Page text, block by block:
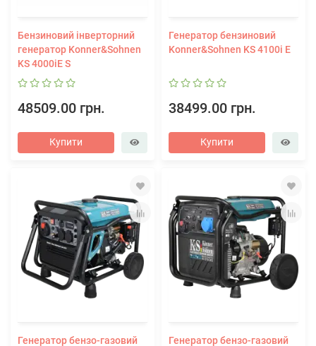
Бензиновий інверторний
генератор Konner&Sohnen
KS 4000iE S
48509.00 грн.
Купити
Генератор бензиновий
Konner&Sohnen KS 4100i E
38499.00 грн.
Купити
Генератор бензо-газовий
Генератор бензо-газовий